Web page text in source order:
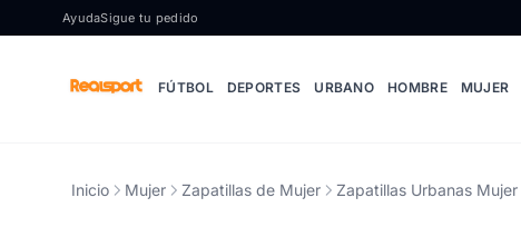
Ir al contenido
AyudaSigue tu pedido
FÚTBOL DEPORTES URBANO HOMBRE MUJER
Inicio Mujer Zapatillas de Mujer Zapatillas Urbanas Mujer